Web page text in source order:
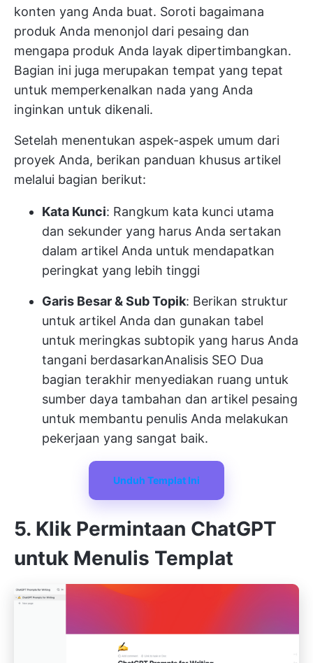
konten yang Anda buat. Soroti bagaimana
produk Anda menonjol dari pesaing dan
mengapa produk Anda layak dipertimbangkan.
Bagian ini juga merupakan tempat yang tepat
untuk memperkenalkan nada yang Anda
inginkan untuk dikenali.
Setelah menentukan aspek-aspek umum dari
proyek Anda, berikan panduan khusus artikel
melalui bagian berikut:
Kata Kunci: Rangkum kata kunci utama
dan sekunder yang harus Anda sertakan
dalam artikel Anda untuk mendapatkan
peringkat yang lebih tinggi
Garis Besar & Sub Topik: Berikan struktur
untuk artikel Anda dan gunakan tabel
untuk meringkas subtopik yang harus Anda
tangani berdasarkanAnalisis SEO Dua
bagian terakhir menyediakan ruang untuk
sumber daya tambahan dan artikel pesaing
untuk membantu penulis Anda melakukan
pekerjaan yang sangat baik.
Unduh Templat Ini
5. Klik Permintaan ChatGPT
untuk Menulis Templat